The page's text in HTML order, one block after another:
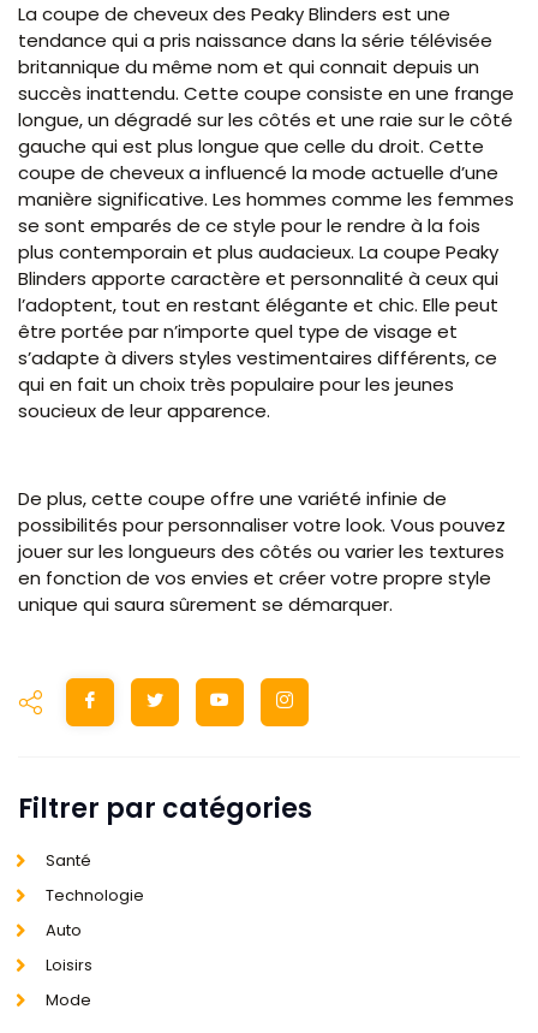
La coupe de cheveux des Peaky Blinders est une
tendance qui a pris naissance dans la série télévisée
britannique du même nom et qui connait depuis un
succès inattendu. Cette coupe consiste en une frange
longue, un dégradé sur les côtés et une raie sur le côté
gauche qui est plus longue que celle du droit. Cette
coupe de cheveux a influencé la mode actuelle d’une
manière significative. Les hommes comme les femmes
se sont emparés de ce style pour le rendre à la fois
plus contemporain et plus audacieux. La coupe Peaky
Blinders apporte caractère et personnalité à ceux qui
l’adoptent, tout en restant élégante et chic. Elle peut
être portée par n’importe quel type de visage et
s’adapte à divers styles vestimentaires différents, ce
qui en fait un choix très populaire pour les jeunes
soucieux de leur apparence.
De plus, cette coupe offre une variété infinie de
possibilités pour personnaliser votre look. Vous pouvez
jouer sur les longueurs des côtés ou varier les textures
en fonction de vos envies et créer votre propre style
unique qui saura sûrement se démarquer.
Filtrer par catégories
Santé
Technologie
Auto
Loisirs
Mode